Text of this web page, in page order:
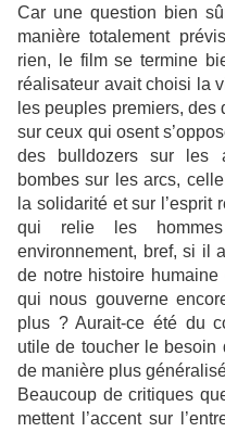
Car une question bien
manière totalement
rien, le film se termine
réalisateur avait choisi la
les peuples premiers,
sur ceux qui osent
des bulldozers sur les
bombes sur les arcs,
la solidarité et sur l’esprit
qui relie les
environnement, bref, si il
de notre histoire
qui nous gouverne
plus ? Aurait-ce été du
utile de toucher le besoin
de manière plus
Beaucoup de critiques
mettent l’accent sur